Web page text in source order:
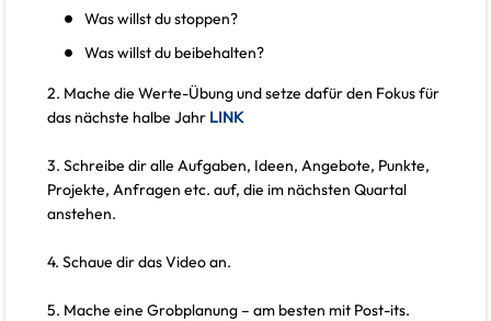
Was willst du stoppen?
Was willst du beibehalten?
2. Mache die Werte-Übung und setze dafür den Fokus für
das nächste halbe Jahr LINK
3. Schreibe dir alle Aufgaben, Ideen, Angebote, Punkte,
Projekte, Anfragen etc. auf, die im nächsten Quartal
anstehen.
4. Schaue dir das Video an.
5. Mache eine Grobplanung – am besten mit Post-its.